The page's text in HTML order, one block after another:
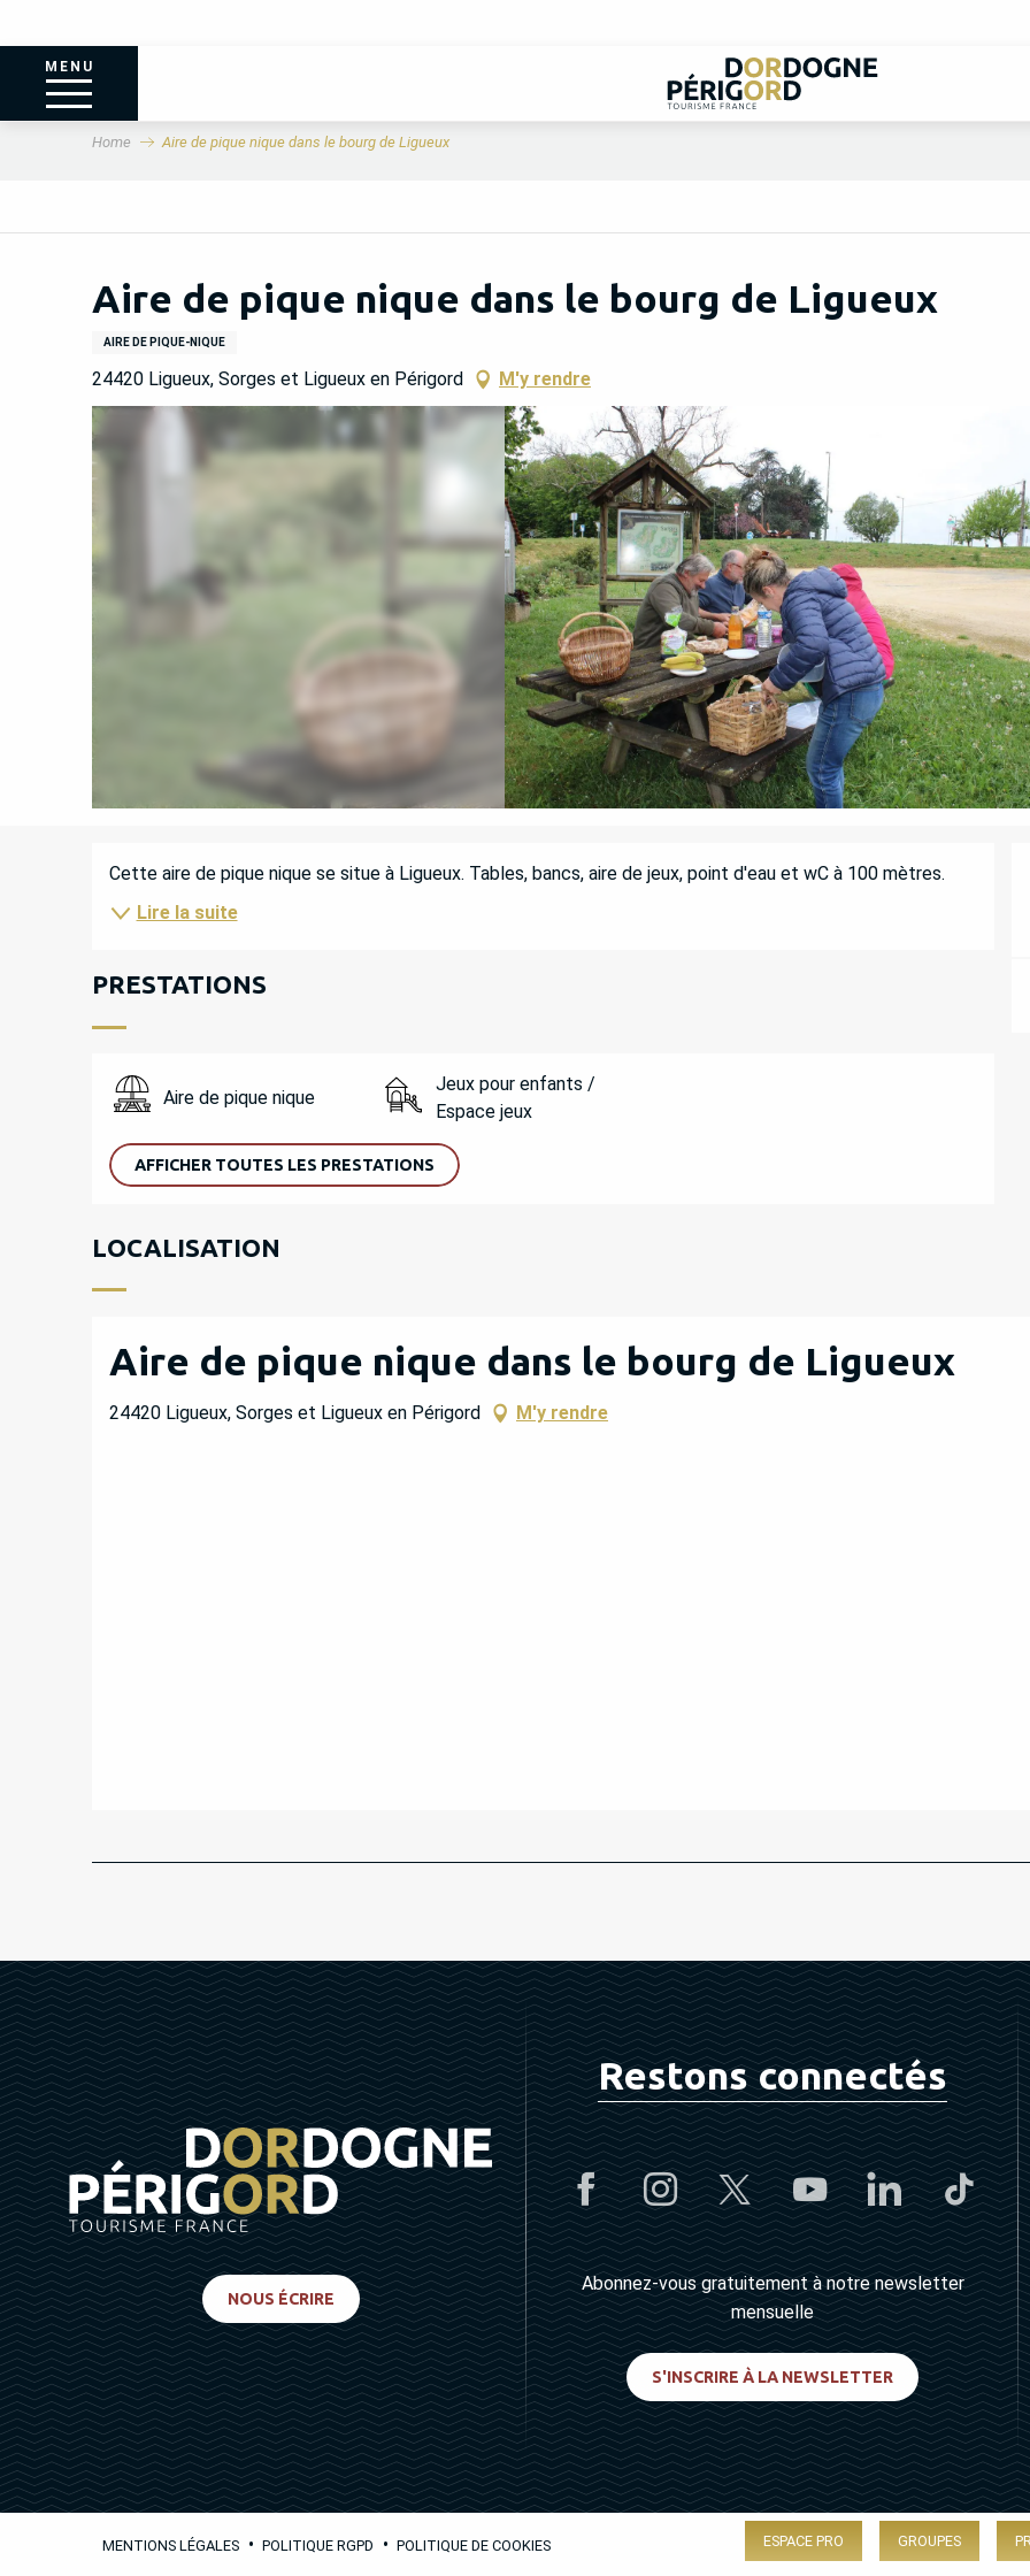
MENU
Home Aire de pique nique dans le bourg de Ligueux
Aire de pique nique dans le bourg de Ligueux
AIRE DE PIQUE-NIQUE
24420 Ligueux, Sorges et Ligueux en Périgord M'y rendre
DESCRIPTION
Cette aire de pique nique se situe à Ligueux. Tables, bancs, aire de jeux, point d'eau et wC à 100 mètres.
Lire la suite
PRESTATIONS
Aire de pique nique
Jeux pour enfants /
Espace jeux
AFFICHER TOUTES LES PRESTATIONS
LOCALISATION
Aire de pique nique dans le bourg de Ligueux
24420 Ligueux, Sorges et Ligueux en Périgord M'y rendre
NOUS ÉCRIRE
Restons connectés
Abonnez-vous gratuitement à notre newsletter
mensuelle
S'INSCRIRE À LA NEWSLETTER
MENTIONS LÉGALES • POLITIQUE RGPD • POLITIQUE DE COOKIES ESPACE PRO GROUPES